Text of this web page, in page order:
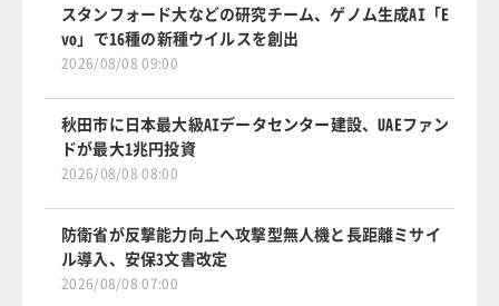
スタンフォード大などの研究チーム、ゲノム生成AI「E
vo」で16種の新種ウイルスを創出
2026/08/08 09:00
秋田市に日本最大級AIデータセンター建設、UAEファン
ドが最大1兆円投資
2026/08/08 08:00
防衛省が反撃能力向上へ攻撃型無人機と長距離ミサイ
ル導入、安保3文書改定
2026/08/08 07:00